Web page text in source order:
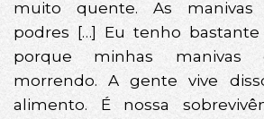
muito quente. As manivas
podres […] Eu tenho bastante
porque minhas manivas
morrendo. A gente vive
alimento. É nossa